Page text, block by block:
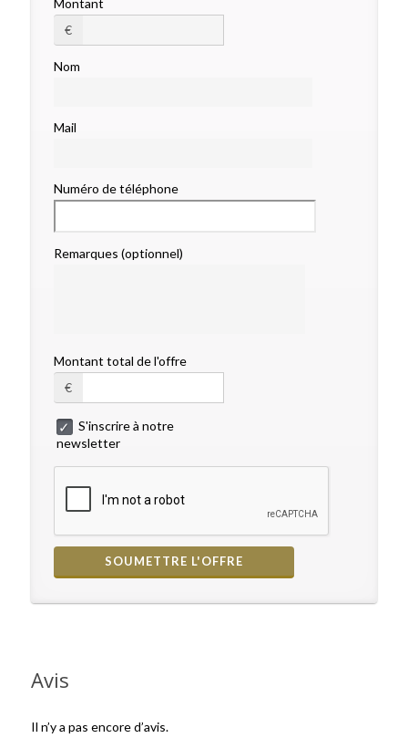
€
Nom
Mail
Numéro de téléphone
Remarques (optionnel)
Montant total de l'offre
€
S'inscrire à notre
newsletter
Avis
Il n’y a pas encore d’avis.